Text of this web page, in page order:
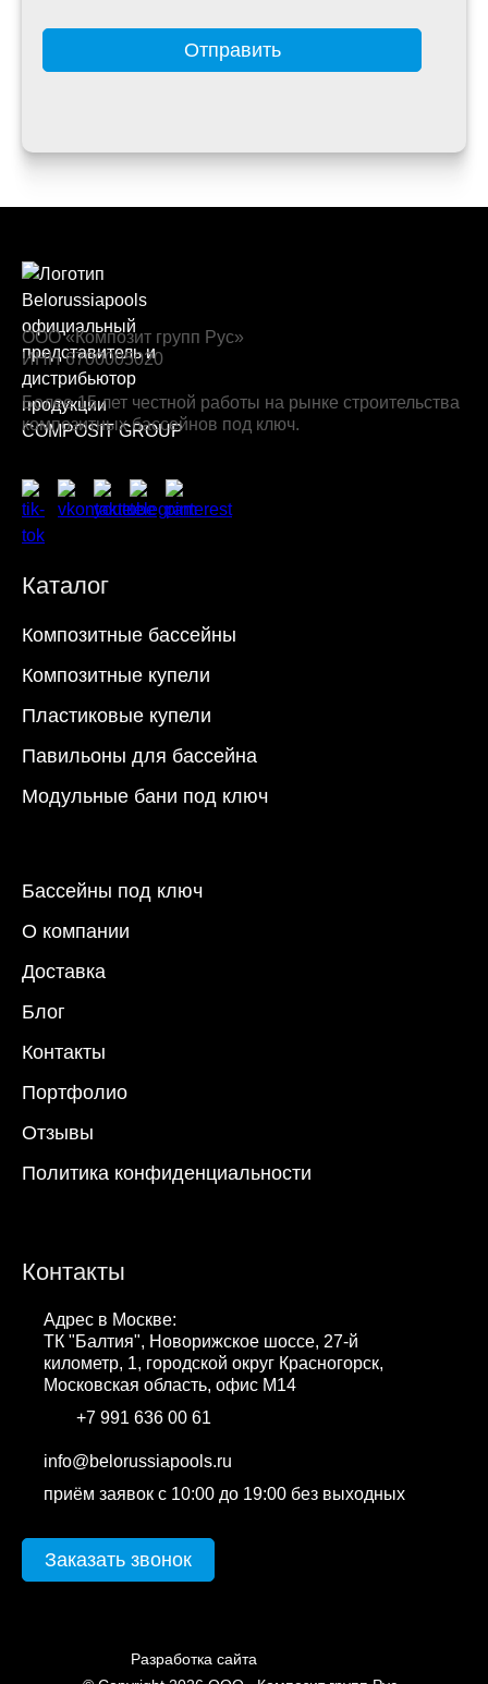
Отправить
ООО «Композит групп Рус»
ИНН 6700005020
Более 15 лет честной работы на рынке строительства
композитных бассейнов под ключ.
Каталог
Композитные бассейны
Композитные купели
Пластиковые купели
Павильоны для бассейна
Модульные бани под ключ
Бассейны под ключ
О компании
Доставка
Блог
Контакты
Портфолио
Отзывы
Политика конфиденциальности
Контакты
Адрес в Москве:
ТК "Балтия", Новорижское шоссе, 27-й
километр, 1, городской округ Красногорск,
Московская область, офис М14
+7 991 636 00 61
info@belorussiapools.ru
приём заявок с 10:00 до 19:00 без выходных
Заказать звонок
Разработка сайта